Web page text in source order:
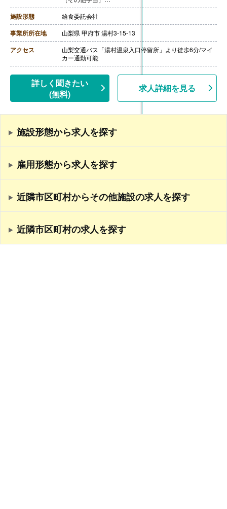
・時間外勤務手当
・休日勤務手当
・深夜勤務手当（22:00-翌05:00）
・休業手当
【賞与】年2回
【通勤手当】あり（上限なし）※片道2km以上
【昇給】あり（年1回）
++++++++++++++++++++
【時給】1,300円-1,500円
［その他手当］
・時間外勤務手当
・休日勤務手当
・深夜勤務手当（22:00-翌05:00）
施設形態 給食委託会社
事業所所在地 山梨県 甲府市 湯村3-15-13
アクセス
山梨交通バス「湯村温泉入口停留所」より徒歩6分/マイ
カー通勤可能
詳しく聞きたい
(無料)
求人詳細を見る
施設形態から求人を探す
雇用形態から求人を探す
近隣市区町村からその他施設の求人を探す
近隣市区町村の求人を探す